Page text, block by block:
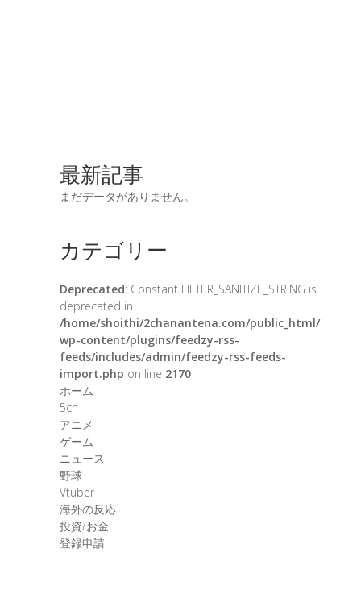
最新記事
まだデータがありません。
カテゴリー
Deprecated: Constant FILTER_SANITIZE_STRING is
deprecated in
/home/shoithi/2chanantena.com/public_html/
wp-content/plugins/feedzy-rss-
feeds/includes/admin/feedzy-rss-feeds-
import.php on line 2170
ホーム
5ch
アニメ
ゲーム
ニュース
野球
Vtuber
海外の反応
投資/お金
登録申請